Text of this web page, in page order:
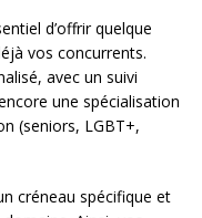
d’offrir quelque
vos concurrents.
avec un suivi
une spécialisation
(seniors, LGBT+,
créneau spécifique et